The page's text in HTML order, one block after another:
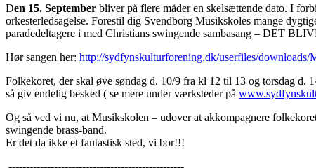
Den 15. September bliver på flere måder en skelsættende dato. I
orkesterledsagelse. Forestil dig Svendborg Musikskoles mange
paradedeltagere i med Christians swingende sambasang – DET
Hør sangen her: http://sydfynskulturforening.dk/userfiles/
Folkekoret, der skal øve søndag d. 10/9 fra kl 12 til 13 og torsdag
så giv endelig besked ( se mere under værksteder på
Og så ved vi nu, at Musikskolen – udover at akkompagnere
swingende brass-band.
Er det da ikke et fantastisk sted, vi bor!!!